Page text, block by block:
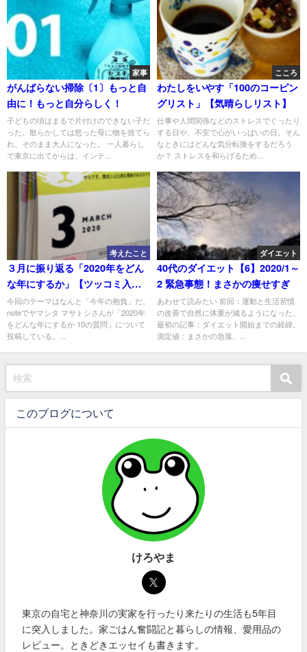
家事
がんばらない掃除〔1〕もっと自
由に！もっと自分らしく！
子どもの頃はまるで片付けのできない子だ
った。散らかしては怒った母に物を捨てら
れ、そのまま大人になった。 一人暮らし
で東京に出てからは、インテ...
こころ
わたしをいやす「100のコーピン
グリスト」【気晴らしリスト】
仕事や人間関係などのストレスでぐったり
する日や、不安で心がいっぱいの日。そん
なときにはどんな気分転換をするだろう
か？ ストレスを和らげるため...
考えたこと
３月に振り返る「2020年をどん
な年にするか」【ツッコミ入
り】
今回のテーマはなんと「今年の抱負」だ。
noteでヤマシタ マサトシさんが「2020年
をどんな年にするか 10の質問」について
投稿している。...
ダイエット
40代のダイエット【6】2020/1～
2 緊急事態！まさかの痩せすぎ
あわせて読みたい 前回：運動と生活習慣
の改善で自然に体重が減るようになった。
最初の記事：ダイエット開始までの経緯。
測定値：まさかの急落、...
このブログについて
けろやま
東京の自宅と神奈川の実家を行ったり来たりの生活も5年目
に突入しました。家ごはん奮闘記と暮らしの情報、愛用品の
レビュー。ときどきエッセイも書きます。